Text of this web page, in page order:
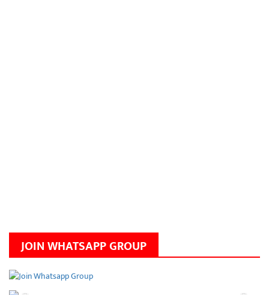
JOIN WHATSAPP GROUP